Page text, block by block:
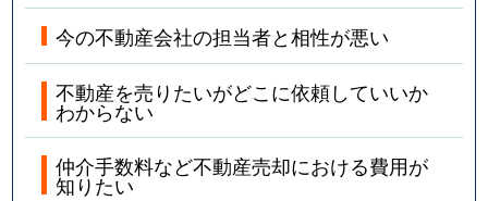
今の不動産会社の担当者と相性が悪い
不動産を売りたいがどこに依頼していいか
わからない
仲介手数料など不動産売却における費用が
知りたい